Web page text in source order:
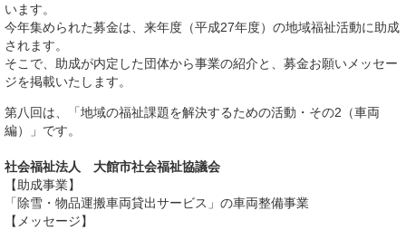
います。
今年集められた募金は、来年度（平成27年度）の地域福祉活動に助成
されます。
そこで、助成が内定した団体から事業の紹介と、募金お願いメッセー
ジを掲載いたします。
第八回は、「地域の福祉課題を解決するための活動・その2（車両
編）」です。
社会福祉法人 大館市社会福祉協議会
【助成事業】
「除雪・物品運搬車両貸出サービス」の車両整備事業
【メッセージ】